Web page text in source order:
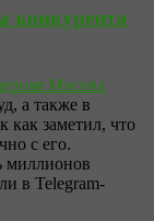
конкурента
Москва
а также в
как заметил, что
с его.
миллионов
в Telegram-